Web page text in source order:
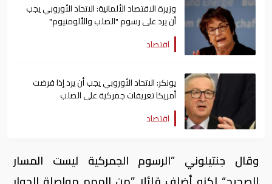
وزيرة الاقتصاد الألمانية: الاتحاد الأوروبي يجب
أن يرد على رسوم "الصلب والألومنيوم"
المقترحة
اقتصاد
يونكر: الاتحاد الأوروبي يجب أن يرد إذا فرضت
أمريكا تعريفات جمركية على الصلب
اقتصاد
وقال جنتيلوني ”الرسوم الجمركية ليست المسار